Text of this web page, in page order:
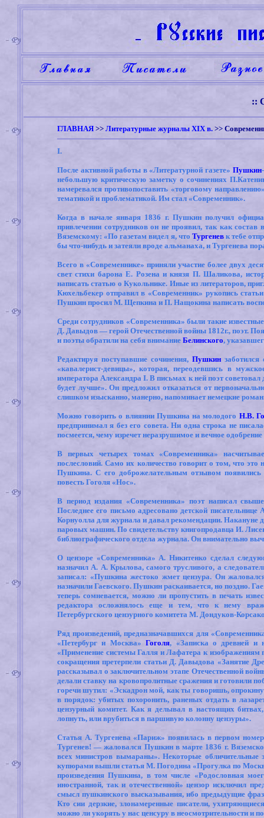
::
ГЛАВНАЯ >> Литературные журналы XIX в. >>
I.
После активной работы в «Литературной газете» Пушкин
небольшую критическую заметку о сочинениях
намеревался противопоставить «торговому
тематикой и проблематикой. Им стал «Современник».
Когда в начале января 1836 г. Пушкин получил
привлечении сотрудников он не проявил, так как
Вяземскому: «По газетам видел я, что Тургеневк тебе
бы что-нибудь и затеяли вроде альманаха, и Тургенева
Всего в «Современнике» приняли участие более двух
свет стихи барона Е. Розена и князя П. Шаликова,
написать статью о Кукольнике. Иные из литераторов,
Кюхельбекер отправил в «Современник» рукопись
Пушкин просил М. Щепкина и П. Нащокина написать
Среди сотрудников «Современника» были такие
Д. Давыдов — герой Отечественной войны 1812г., поэт.
и поэты обратили на себя внимание Белинского,
Редактируя поступавшие сочинения,Пушкин
«кавалерист-девицы», которая, переодевшись в
императора АлександраI. В письмах к ней поэт
будет лучше». Он предложил отказаться от
слишком изысканно, манерно, напоминает немецкие
Можно говорить о влиянии Пушкина на молодого Н.В.
предпринимал я без его совета. Ни одна строка не
посмеется, чему изречет неразрушимое и вечное
В первых четырех томах «Современника»
послесловий. Само их количество говорит о том, что
Пушкина. С его доброжелательным отзывом
повесть Гоголя «Нос».
В период издания «Современника» поэт написал
Последнее его письмо адресовано детской
Корнуолла для журнала и давал рекомендации. Накануне
паровых машин. По свидетельству книгопродавца И.
библиографического отдела журнала. Он внимательно
О цензоре «Современника» А. Никитенко сделал
назначил А. А. Крылова, самого трусливого, а
записал: «Пушкина жестоко жмет цензура. Он
назначили Гаевского. Пушкин раскаивается, но поздно.
теперь сомневается, можно ли пропустить в печать
редактора осложнялось еще и тем, что к нему
Петербургского цензурного комитета М. Дондуков-
Ряд произведений, предназначавшихся для
«Петербург и Москва»Гоголя, «Записка о древней и
«Применение системы Галля и Лафатера к
сокращения претерпели статьи Д. Давыдова «Занятие
рассказывал о заключительном этапе Отечественной
делали ставку на кровопролитные сражения и готовили
горечи шутил: «Эскадрон мой, как ты говоришь,
в порядок: убитых похоронить, раненых отдать в
цензурный комитет. Как я делывал в настоящих
лопнуть, или врубиться в паршивую колонну цензуры».
Статья А. Тургенева «Париж» появилась в первом
Тургенев! — жаловался Пушкин в марте 1836 г.
всех министров вымараны». Некоторые обличительные
купюрами вышли статья М. Погодина «Прогулка по
произведения Пушкина, в том числе «Родословная
иностранной, так и отечественной» цензор исключил
смысл пушкинского высказывания, ибо предыдущие
Кто сии дерзкие, злонамеренные писатели,
можно ли укорять у нас ценсуру в неосмотрительности и